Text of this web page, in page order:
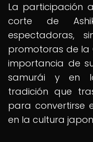
La participación
corte de
espectadoras,
promotoras de la
importancia de
samurái y en
tradición que
para convertirse
en la cultura